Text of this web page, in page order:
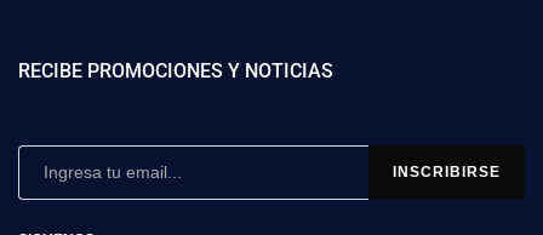
RECIBE PROMOCIONES Y NOTICIAS